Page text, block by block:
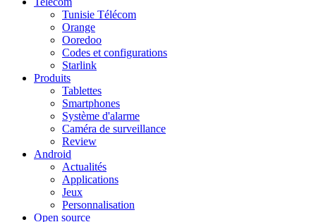
Tunisie Télécom
Orange
Ooredoo
Codes et configurations
Starlink
Produits
Tablettes
Smartphones
Système d'alarme
Caméra de surveillance
Review
Android
Actualités
Applications
Jeux
Personnalisation
Open source